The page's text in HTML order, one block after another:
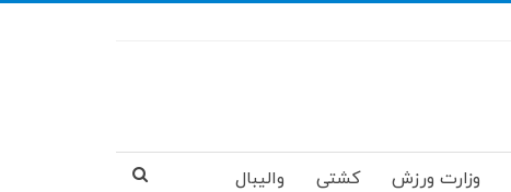
وزارت ورزش کشتی والیبال